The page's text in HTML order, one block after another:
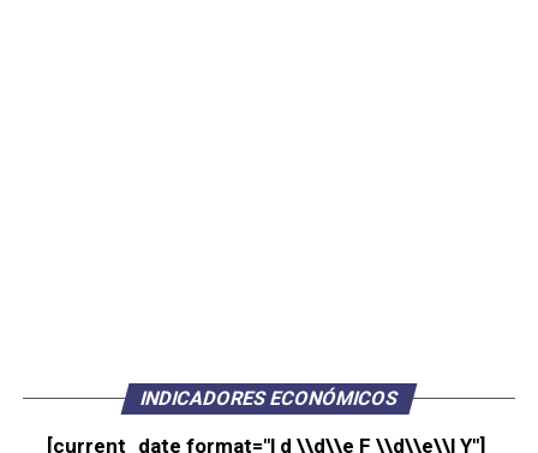
INDICADORES ECONÓMICOS
[current_date format="l d \\d\\e F \\d\\e\\l Y"]